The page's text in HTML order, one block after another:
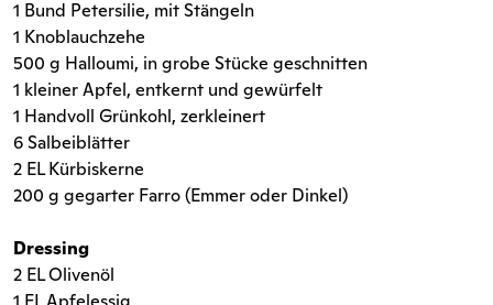
1 Bund Petersilie, mit Stängeln
1 Knoblauchzehe
500 g Halloumi, in grobe Stücke geschnitten
1 kleiner Apfel, entkernt und gewürfelt
1 Handvoll Grünkohl, zerkleinert
6 Salbeiblätter
2 EL Kürbiskerne
200 g gegarter Farro (Emmer oder Dinkel)
Dressing
2 EL Olivenöl